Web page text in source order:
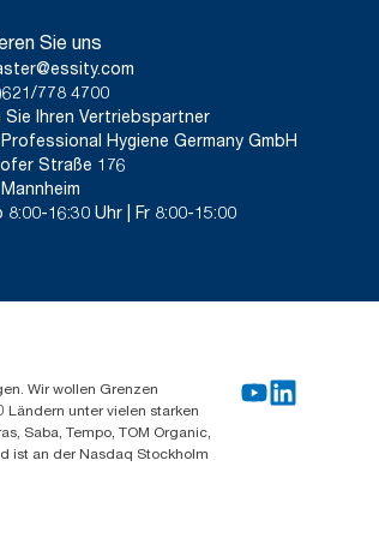
bei
und
Sie uns
778 4700
Sie Ihren Vertriebspartner
Hygiene Germany GmbH
Straße 176
8:00-16:30 Uhr | Fr 8:00-15:00
Wir wollen Grenzen
Ländern unter vielen starken
Saba, Tempo, TOM Organic,
ist an der Nasdaq Stockholm